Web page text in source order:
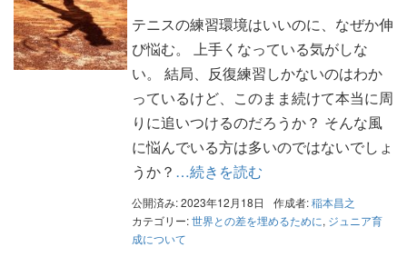
テニスの練習環境はいいのに、なぜか伸
び悩む。 上手くなっている気がしな
い。 結局、反復練習しかないのはわか
っているけど、このまま続けて本当に周
りに追いつけるのだろうか？ そんな風
に悩んでいる方は多いのではないでしょ
うか？ …続きを読む
公開済み: 2023年12月18日 作成者:稲本昌之
カテゴリー:世界との差を埋めるために, ジュニア育
成について